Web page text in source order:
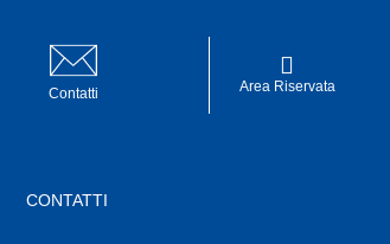
Contatti Area Riservata
CONTATTI